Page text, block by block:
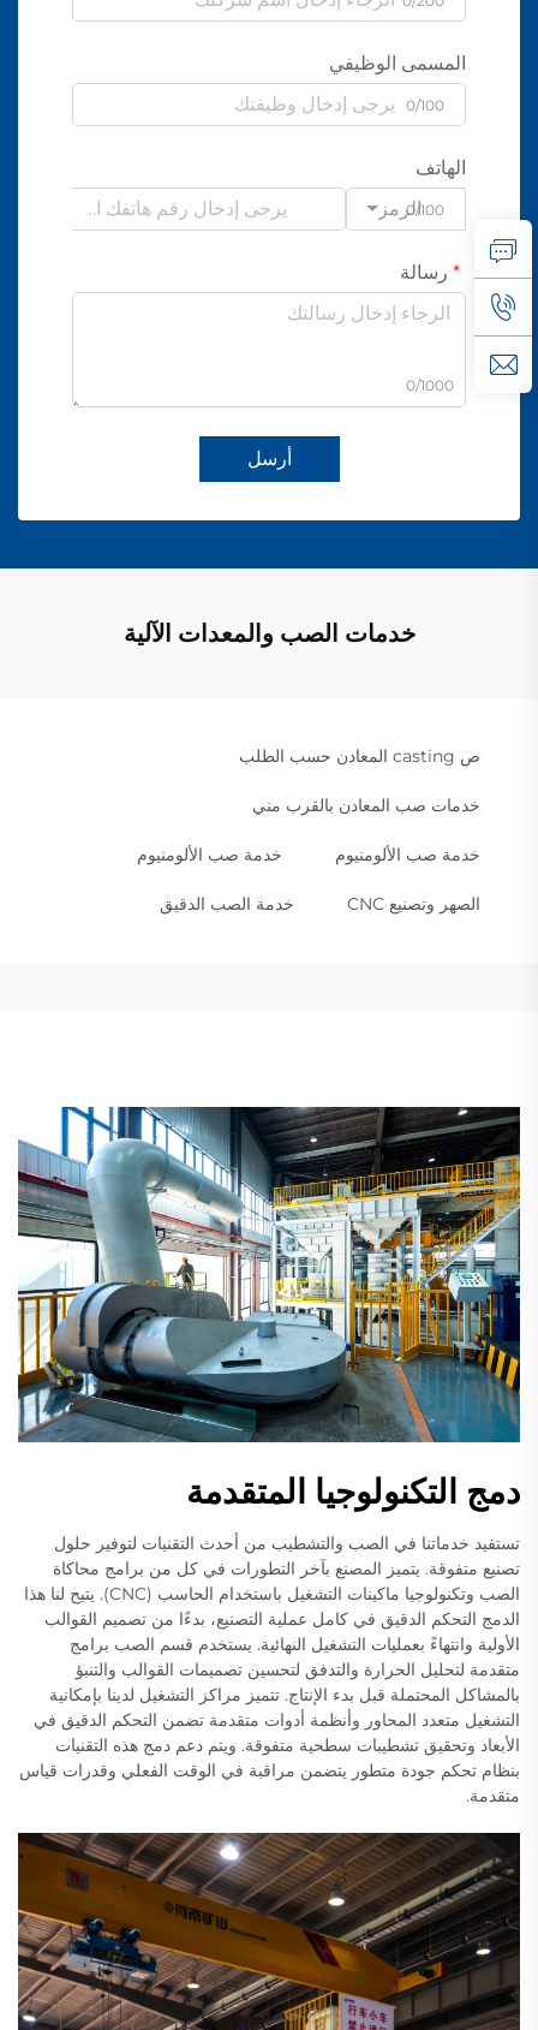
المسمى الوظيفي
0/100
الهاتف
الرمز0/100
رسالة
0/1000
أرسل
خدمات الصب والمعدات الآلية
ص casting المعادن حسب الطلب
خدمات صب المعادن بالقرب مني
خدمة صب الألومنيوم خدمة صب الألومنيوم
الصهر وتصنيع CNC خدمة الصب الدقيق
دمج التكنولوجيا المتقدمة
تستفيد خدماتنا في الصب والتشطيب من أحدث التقنيات لتوفير حلول
تصنيع متفوقة. يتميز المصنع بآخر التطورات في كل من برامج محاكاة
الصب وتكنولوجيا ماكينات التشغيل باستخدام الحاسب (CNC). يتيح لنا هذا
الدمج التحكم الدقيق في كامل عملية التصنيع، بدءًا من تصميم القوالب
الأولية وانتهاءً بعمليات التشغيل النهائية. يستخدم قسم الصب برامج
متقدمة لتحليل الحرارة والتدفق لتحسين تصميمات القوالب والتنبؤ
بالمشاكل المحتملة قبل بدء الإنتاج. تتميز مراكز التشغيل لدينا بإمكانية
التشغيل متعدد المحاور وأنظمة أدوات متقدمة تضمن التحكم الدقيق في
الأبعاد وتحقيق تشطيبات سطحية متفوقة. ويتم دعم دمج هذه التقنيات
بنظام تحكم جودة متطور يتضمن مراقبة في الوقت الفعلي وقدرات قياس
متقدمة.